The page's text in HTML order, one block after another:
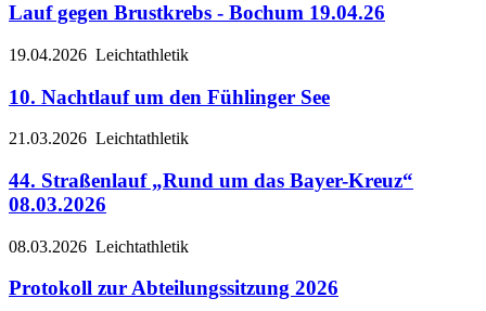
Lauf gegen Brustkrebs - Bochum 19.04.26
19.04.2026 Leichtathletik
10. Nachtlauf um den Fühlinger See
21.03.2026 Leichtathletik
44. Straßenlauf „Rund um das Bayer-Kreuz“
08.03.2026
08.03.2026 Leichtathletik
Protokoll zur Abteilungssitzung 2026